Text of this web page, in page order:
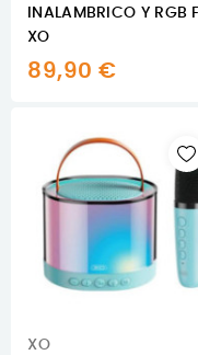
INALAMBRICO Y RGB
XO
89,90 €
XO